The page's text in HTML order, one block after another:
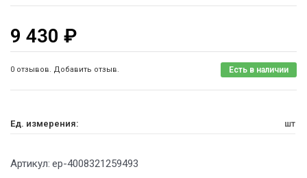
9 430 ₽
0 отзывов. Добавить отзыв. Есть в наличии
Ед. измерения: шт
Артикул: ep-4008321259493